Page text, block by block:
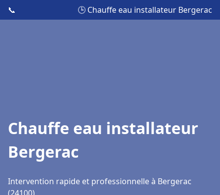
📞 🕒 Chauffe eau installateur Bergerac
Chauffe eau installateur
Bergerac
Intervention rapide et professionnelle à Bergerac